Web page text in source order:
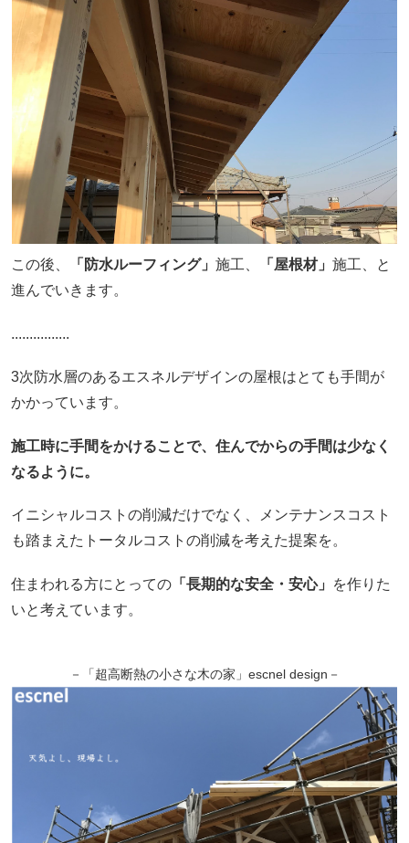
この後、 「防水ルーフィング」 施工、 「屋根材」 施工、と
進んでいきます。
................
3次防水層のあるエスネルデザインの屋根はとても手間が
かかっています。
施工時に手間をかけることで、住んでからの手間は少なく
なるように。
イニシャルコストの削減だけでなく、メンテナンスコスト
も踏まえたトータルコストの削減を考えた提案を。
住まわれる方にとっての「長期的な安全・安心」
を作りた
いと考えています。
－「超高断熱の小さな木の家」escnel design－